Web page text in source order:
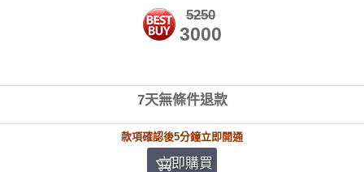
5250
3000
7天無條件退款
款項確認後5分鐘立即開通
立即購買